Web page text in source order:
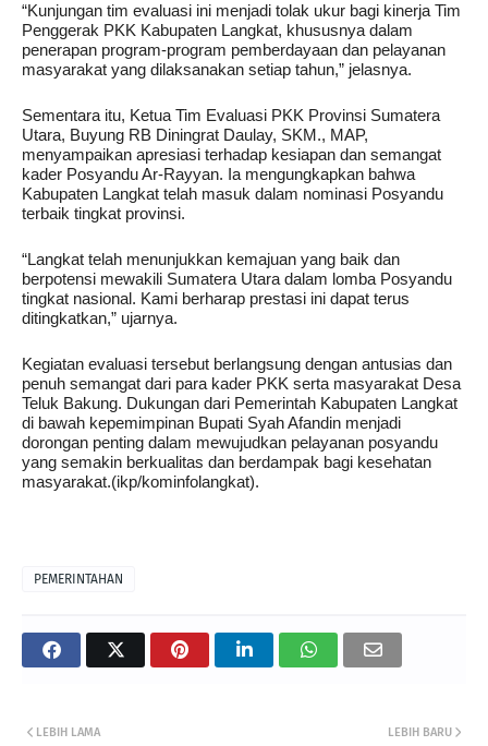
“Kunjungan tim evaluasi ini menjadi tolak ukur bagi kinerja Tim
Penggerak PKK Kabupaten Langkat, khususnya dalam
penerapan program-program pemberdayaan dan pelayanan
masyarakat yang dilaksanakan setiap tahun,” jelasnya.
Sementara itu, Ketua Tim Evaluasi PKK Provinsi Sumatera
Utara, Buyung RB Diningrat Daulay, SKM., MAP,
menyampaikan apresiasi terhadap kesiapan dan semangat
kader Posyandu Ar-Rayyan. Ia mengungkapkan bahwa
Kabupaten Langkat telah masuk dalam nominasi Posyandu
terbaik tingkat provinsi.
“Langkat telah menunjukkan kemajuan yang baik dan
berpotensi mewakili Sumatera Utara dalam lomba Posyandu
tingkat nasional. Kami berharap prestasi ini dapat terus
ditingkatkan,” ujarnya.
Kegiatan evaluasi tersebut berlangsung dengan antusias dan
penuh semangat dari para kader PKK serta masyarakat Desa
Teluk Bakung. Dukungan dari Pemerintah Kabupaten Langkat
di bawah kepemimpinan Bupati Syah Afandin menjadi
dorongan penting dalam mewujudkan pelayanan posyandu
yang semakin berkualitas dan berdampak bagi kesehatan
masyarakat.(ikp/kominfolangkat).
PEMERINTAHAN
LEBIH BARU
LEBIH LAMA